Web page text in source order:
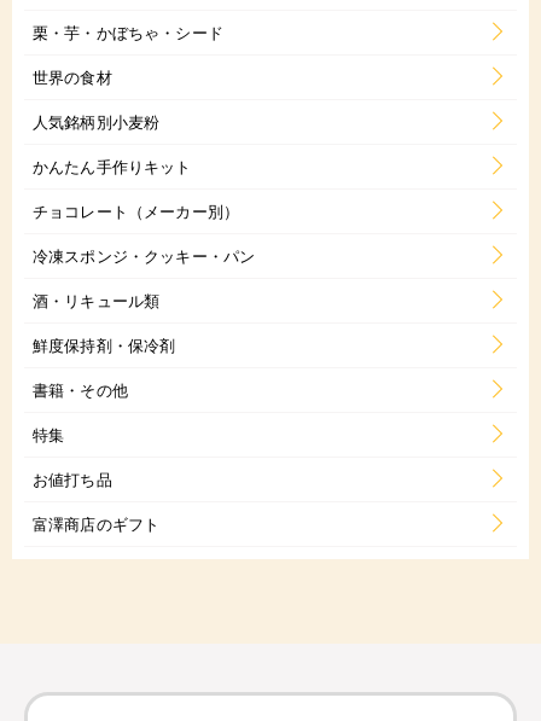
栗・芋・かぼちゃ・シード
世界の食材
人気銘柄別小麦粉
かんたん手作りキット
チョコレート（メーカー別）
冷凍スポンジ・クッキー・パン
酒・リキュール類
鮮度保持剤・保冷剤
書籍・その他
特集
お値打ち品
富澤商店のギフト